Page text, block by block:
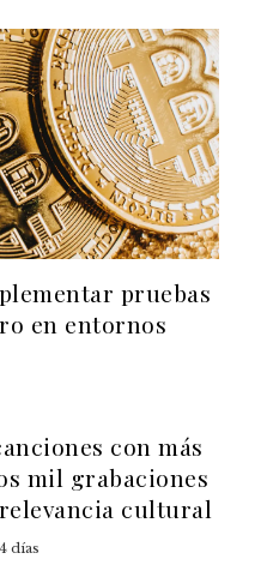
pruebas
en entornos
con más
mil grabaciones
cultural
días